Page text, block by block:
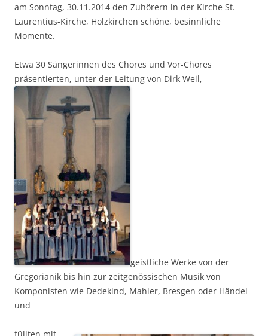
am Sonntag, 30.11.2014 den Zuhörern in der Kirche St.
Laurentius-Kirche, Holzkirchen schöne, besinnliche
Momente.
Etwa 30 Sängerinnen des Chores und Vor-Chores
präsentierten, unter der Leitung von Dirk Weil,
geistliche Werke von der
Gregorianik bis hin zur zeitgenössischen Musik von
Komponisten wie Dedekind, Mahler, Bresgen oder Händel
und